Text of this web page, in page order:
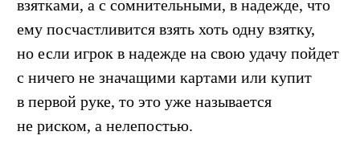
взятками, а с сомнительными, в надежде, что
ему посчастливится взять хоть одну взятку,
но если игрок в надежде на свою удачу пойдет
с ничего не значащими картами или купит
в первой руке, то это уже называется
не риском, а нелепостью.